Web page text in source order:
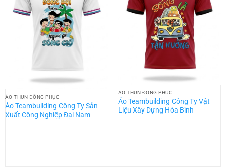
ÁO THUN ĐỒNG PHỤC
Áo Teambuilding Công Ty Sản
Xuất Công Nghiệp Đại Nam
ÁO THUN ĐỒNG PHỤC
Áo Teambuilding Công Ty Vật
Liệu Xây Dựng Hòa Bình